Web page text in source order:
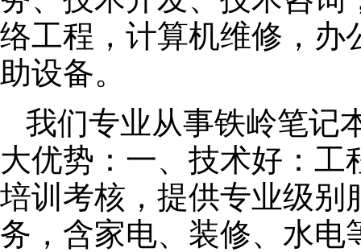
络工程，计算机维修，办
助设备。
我们专业从事铁岭笔记
大优势：一、技术好：
培训考核，提供专业级别
务，含家电、装修、水电